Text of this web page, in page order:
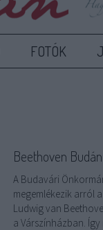
FOTÓK
Beethoven Budán
A Budavári
megemlékezik arról
Ludwig van
a Várszínházban.